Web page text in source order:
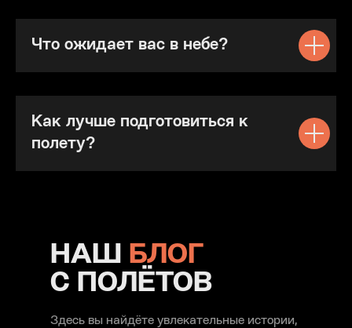
Что ожидает вас в небе?
Как лучше подготовиться к
полету?
Здесь вы найдёте увлекательные истории,
НАШ БЛОГ
С ПОЛЁТОВ